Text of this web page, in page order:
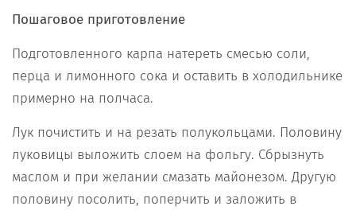
Пошаговое приготовление
Подготовленного карпа натереть смесью соли,
перца и лимонного сока и оставить в холодильнике
примерно на полчаса.
Лук почистить и на резать полукольцами. Половину
луковицы выложить слоем на фольгу. Сбрызнуть
маслом и при желании смазать майонезом. Другую
половину посолить, поперчить и заложить в